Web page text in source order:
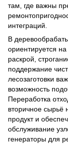
там, где важны
интеграций.
В
ориентируется
раскрой,
поддержание
лесозаготовки
возможность
Переработка
вторичное сырьё
продукт и
обслуживание
генераторы для